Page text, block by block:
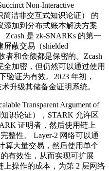
Non-Interactive
简洁非交互式知识论证） 的
添加到分布式账本解决方案
是 zk-SNARKs 的第一
蔽交易（shielded
者和金额都是保密的。Zcash
加密，但仍然可以通过使用
验证为有效。2023 年初，
升级其储备金证明系统。
Transparent Argument of
识论证），STARK 允许区
证明者，然后使用链上
整性。 Layer-2 网络可以通
算大量交易，然后使用单个
有效性，从而实现可扩展
操作的成本，为第 2 层网络